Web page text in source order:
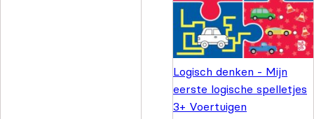
Logisch denken - Mijn
eerste logische spelletjes
3+ Voertuigen